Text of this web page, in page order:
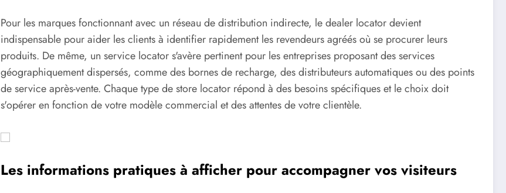
Pour les marques fonctionnant avec un réseau de distribution indirecte, le dealer locator devient
indispensable pour aider les clients à identifier rapidement les revendeurs agréés où se procurer leurs
produits. De même, un service locator s'avère pertinent pour les entreprises proposant des services
géographiquement dispersés, comme des bornes de recharge, des distributeurs automatiques ou des points
de service après-vente. Chaque type de store locator répond à des besoins spécifiques et le choix doit
s'opérer en fonction de votre modèle commercial et des attentes de votre clientèle.
Les informations pratiques à afficher pour accompagner vos visiteurs